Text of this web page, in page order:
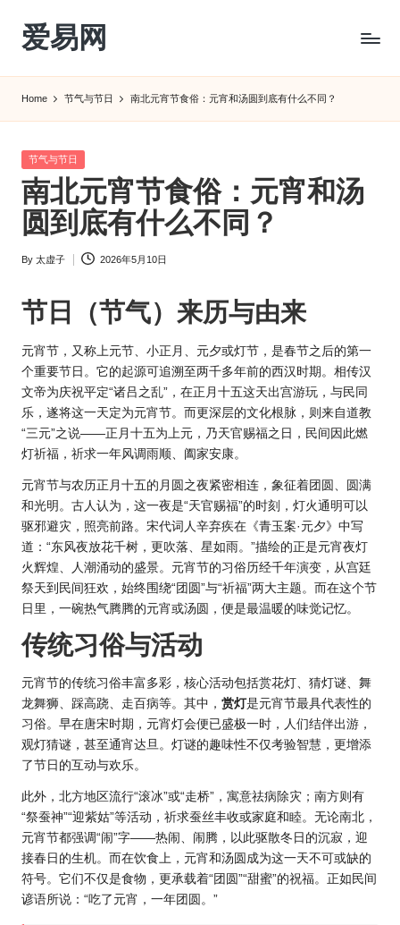
Skip
content
爱易网
转
农
历
阴
历
Home 节气与节日 南北元宵节食俗：元宵和汤圆到底有什么不同？
Posted
节气与节日
南北元宵节食俗：元宵和汤
圆到底有什么不同？
Posted
By 太虚子 2026年5月10日
节日（节气）来历与由来
元宵节，又称上元节、小正月、元夕或灯节，是春节之后的第一
个重要节日。它的起源可追溯至两千多年前的西汉时期。相传汉
文帝为庆祝平定“诸吕之乱”，在正月十五这天出宫游玩，与民同
乐，遂将这一天定为元宵节。而更深层的文化根脉，则来自道教
“三元”之说——正月十五为上元，乃天官赐福之日，民间因此燃
灯祈福，祈求一年风调雨顺、阖家安康。
元宵节与农 历正 月十五的月圆之夜紧密相连，象征着团圆、圆满
和光明。古人认为，这一夜是“天官赐福”的时刻，灯火通明可以
驱邪避灾，照亮前路。宋代词人辛弃疾在《青玉案·元夕》中写
道：“东风夜放花千树，更吹落、星如雨。”描绘的正是元宵夜灯
火辉煌、人潮涌动的盛景。元宵节的习俗历经千年演变，从宫廷
祭天到民间狂欢，始终围绕“团圆”与“祈福”两大主题。而在这个节
日里，一碗热气腾腾的元宵或汤圆，便是最温暖的味觉记忆。
传统习俗与活动
元宵节的传统习俗丰富多彩，核心活动包括赏花灯、猜灯谜、舞
龙舞狮、踩高跷、走百病等。其中， 赏灯是元宵节最具代表性的
习俗。早在唐宋时期，元宵灯会便已盛极一时，人们结伴出游，
观灯猜谜，甚至通宵达旦。灯谜的趣味性不仅考验智慧，更增添
了节日的互动与欢乐。
此外，北方地区流行“滚冰”或“走桥”，寓意祛病除灾；南方则有
“祭蚕神”“迎紫姑”等活动，祈求蚕丝丰收或家庭和睦。无论南北，
元宵节都强调“闹”字——热闹、闹腾，以此驱散冬日的沉寂，迎
接春日的生机。而在饮食上，元宵和汤圆成为这一天不可或缺的
符号。它们不仅是食物，更承载着“团圆”“甜蜜”的祝福。正如民间
谚语所说：“吃了元宵，一年团圆。”